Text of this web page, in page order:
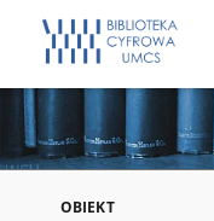
OBIEKT